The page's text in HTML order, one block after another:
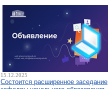
15.12.2025
Состоится расширенное заседание